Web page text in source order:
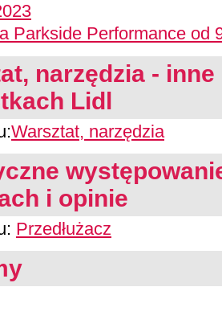
Parkside Performance od
narzędzia -
Lidl
Warsztat, narzędzia
i opinie
Przedłużacz